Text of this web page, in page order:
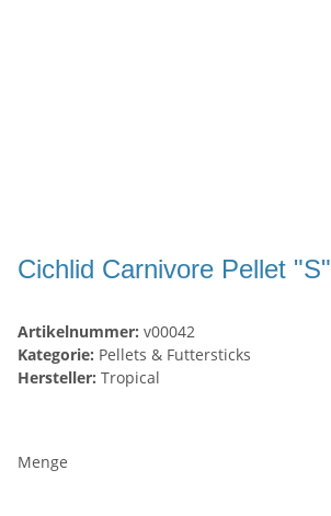
Cichlid Carnivore Pellet "S"
Artikelnummer: v00042
Kategorie: Pellets & Futtersticks
Hersteller: Tropical
Menge